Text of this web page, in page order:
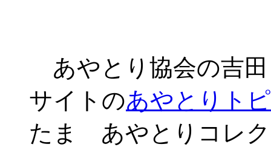
あやとり協会の吉
サイトのあやとりト
たま あやとりコレク